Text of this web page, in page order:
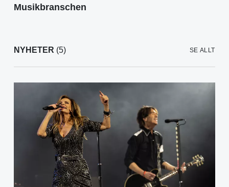
Musikbranschen
NYHETER (5) SE ALLT